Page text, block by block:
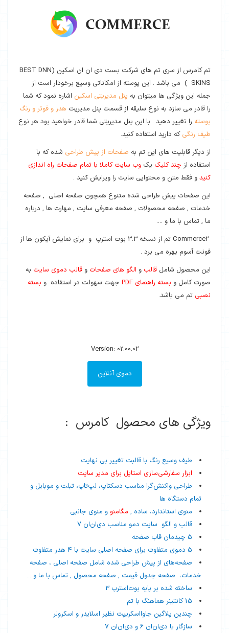
تم کامرس از سری تم های شرکت بست دی ان ان اسکین (BEST DNN
SKINS ) می باشد . این پوسته از امکاناتی وسیع برخودار است از
جمله این ویژگی ها میتوان به پنل مدیریتی اسکین اشاره نمود که شما
را قادر می سازد به نوع سلیقه از قسمت پنل مدیریت هدر و فوتر و رنگ
پوسته را تغییر دهید . با این پنل مدیریتی شما قادر خواهید بود هر نوع
طیف رنگی که دارید استفاده کنید.
از دیگر قابلیت های این تم به صفحات از پیش طراحی شده که با
استفاده از چند کلیک یک وب سایت کاملا با تمام صفحات راه اندازی
کنیدو فقط متن و محتوایی سایت را ویرایش کنید .
این صفحات پیش طراحی شده متنوع همچون صفحه اصلی , صفحه
خدمات , صفحه محصولات , صفحه معرفی سایت , مهارت ها , درباره
ما , تماس با ما و ....
Commerce2 تم از نسخه 3.3 بوت استرپ و برای نمایش آیکون ها از
فونت آسوم بهره می برد .
این محصول شامل قالب و الگو های صفحات و قالب دموی سایت به
صورت کامل و بسته راهنمای PDF جهت سهولت در استفاده و بسته
نصبی تم می باشد.
Version: 02.00.02
دموی آنلاین
ویژگی های محصول کامرس :
طیف وسیع رنگ با قالبت تغییر بی نهایت
ابزار سفارشی‌سازی استایل برای مدیر سایت
طراحی واکنش‌گرا مناسب دسکتاپ، لپ‌تاپ، تبلت و موبایل و
تمام دستگاه ها
منوی استاندارد، ساده , مگامنوو منوی جانبی
قالب و الگو سایت دمو مناسب دی‌ان‌ان 7
5 چیدمان قاب صفحه
5 دموی متفاوت برای صفحه اصلی سایت با 4 هدر متفاوت
صفحه‌های از پیش طراحی شده شامل صفحه اصلی ، صفحه
خدمات، صفحه جدول قیمت , صفحه محصول , تماس با ما و ...
ساخته شده بر پایه بوت‌استرپ 3
15 کانتینر هماهنگ با تم
چندین پلاگین جاوااسکریپت نظیر اسلایدر و اسکرولر
سازگار با دی‌ان‌ان 6 و دی‌ان‌ان 7